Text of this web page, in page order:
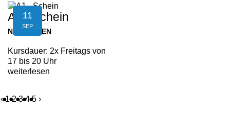
11
SEP
A1 - Schein
NEUFELDEN
Kursdauer: 2x Freitags von
17 bis 20 Uhr
weiterlesen
‹ 1 2 3 4 5 ›